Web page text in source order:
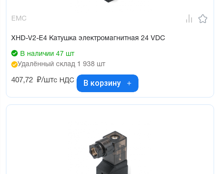
EMC
XHD-V2-E4 Катушка электромагнитная 24 VDC
В наличии 47 шт
Удалённый склад 1 938 шт
407,72 ₽/штс НДС В корзину